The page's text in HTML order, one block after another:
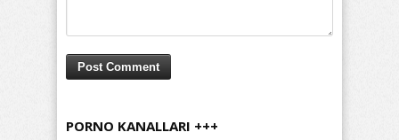
PORNO KANALLARI +++